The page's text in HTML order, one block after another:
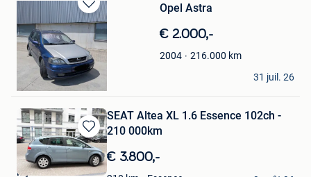
Sauvegarder
dans
Mes
Favoris
Opel Astra
€ 2.000,-
2004 216.000 km
bluesol
Bruxelles
31 juil. 26
Sauvegarder
dans
Mes
SEAT Altea XL 1.6 Essence 102ch -
210 000km
€ 3.800,-
Myriam Yokoinele